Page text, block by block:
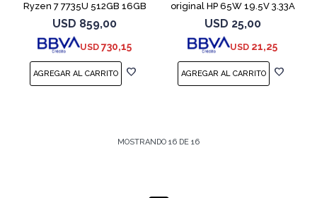
Ryzen 7 7735U 512GB 16GB
15.6" Win 11
USD 859,00
USD 730,15
original HP 65W 19.5V 3.33A
USD 25,00
USD 21,25
MOSTRANDO 16 DE 16